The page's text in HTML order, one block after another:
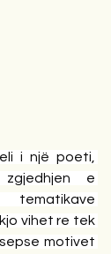
një poeti,
e
vihet re tek
motivet